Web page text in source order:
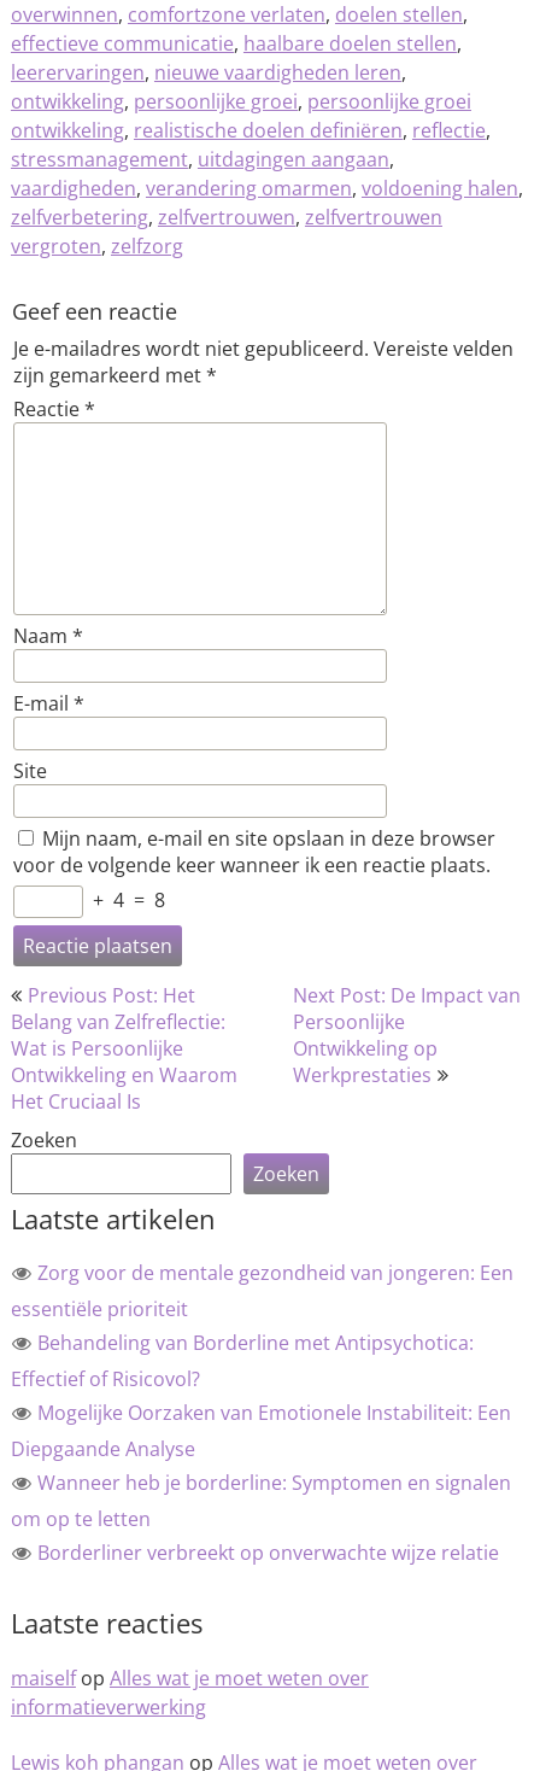
overwinnen, comfortzone verlaten, doelen stellen,
effectieve communicatie, haalbare doelen stellen,
leerervaringen, nieuwe vaardigheden leren,
ontwikkeling, persoonlijke groei, persoonlijke groei
ontwikkeling, realistische doelen definiëren, reflectie,
stressmanagement, uitdagingen aangaan,
vaardigheden, verandering omarmen, voldoening halen,
zelfverbetering, zelfvertrouwen, zelfvertrouwen
vergroten, zelfzorg
Geef een reactie
Je e-mailadres wordt niet gepubliceerd. Vereiste velden
zijn gemarkeerd met*
Reactie*
Naam *
E-mail *
Site
Mijn naam, e-mail en site opslaan in deze browser
voor de volgende keer wanneer ik een reactie plaats.
+ 4 = 8
Bericht
navigatie
Previous Post: Het
Belang van Zelfreflectie:
Wat is Persoonlijke
Ontwikkeling en Waarom
Het Cruciaal Is
Next Post: De Impact van
Persoonlijke
Ontwikkeling op
Werkprestaties
Zoeken
Zoeken
Laatste artikelen
Zorg voor de mentale gezondheid van jongeren: Een
essentiële prioriteit
Behandeling van Borderline met Antipsychotica:
Effectief of Risicovol?
Mogelijke Oorzaken van Emotionele Instabiliteit: Een
Diepgaande Analyse
Wanneer heb je borderline: Symptomen en signalen
om op te letten
Borderliner verbreekt op onverwachte wijze relatie
Laatste reacties
maiselfop Alles wat je moet weten over
informatieverwerking
Lewis koh phangan op Alles wat je moet weten over